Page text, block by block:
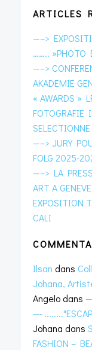
ARTICLES
—–>
…….. »PHOTO
—–>
AKADEMIE
« AWARDS »
FOTOGRAFIE
—–> JURY
FOLG 2025-
—–> LA
ART A
EXPOSITION
CALI
Ilsan dans
Johana,
Angelo dans
---
Johana dans
FASHION –